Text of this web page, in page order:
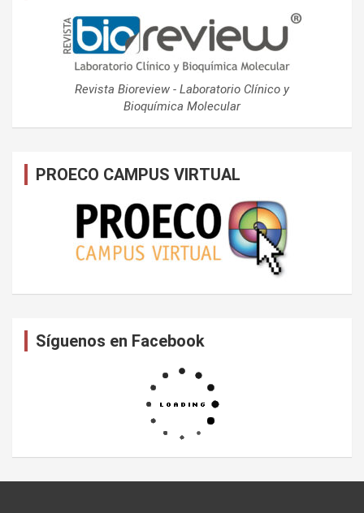
Revista Bioreview - Laboratorio Clínico y
Bioquímica Molecular
PROECO CAMPUS VIRTUAL
Síguenos en Facebook